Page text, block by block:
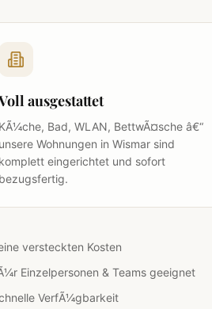
ausgestattet
KÃ¼che, Bad, WLAN, BettwÃ¤sche â€“
unsere Wohnungen in Wismar sind
komplett eingerichtet und sofort
bezugsfertig.
versteckten Kosten
Einzelpersonen & Teams geeignet
VerfÃ¼gbarkeit